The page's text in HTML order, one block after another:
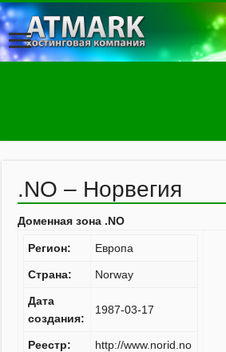
.NO – Норвегия
Доменная зона .NO
Регион: Европа
Страна: Norway
Дата
создания:
1987-03-17
Реестр: http://www.norid.no